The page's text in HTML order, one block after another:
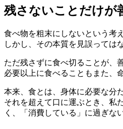
残さないことだけが
食べ物を粗末にしないという考
しかし、その本質を見誤っては
ただ残さずに食べ切ることが、
必要以上に食べることもまた、
本来、食とは、身体に必要な分
それを超えて口に運ぶとき、私
く、「消費している」に過ぎな